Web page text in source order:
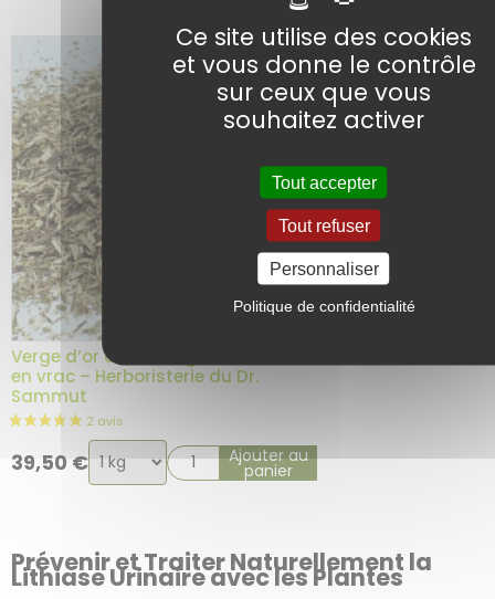
Prévenir et Traiter Naturellement la
Lithiase Urinaire avec les Plantes
Verge d’or ou Solidago BIO – Plante
en vrac – Herboristerie du Dr.
Sammut
39,50 €Choix
de
Ajouter au
panier
Ce site utilise des cookies
et vous donne le contrôle
sur ceux que vous
souhaitez activer
Tout accepter
Tout refuser
Personnaliser
Politique de confidentialité